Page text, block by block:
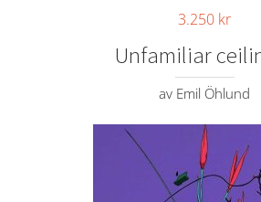
3.250 kr
Unfamiliar
av Emil Öhlund